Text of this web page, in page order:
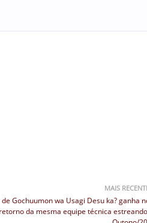
MAIS
Gochuumon wa Usagi Desu ka? ganha
da mesma equipe técnica